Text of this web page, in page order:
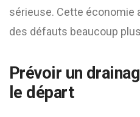
sérieuse. Cette économie
des défauts beaucoup
Prévoir un
le départ